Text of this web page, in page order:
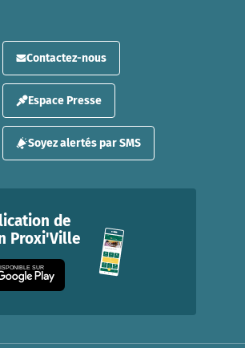
Contactez-nous
Espace Presse
Soyez alertés par SMS
de
Proxi'Ville
SUR